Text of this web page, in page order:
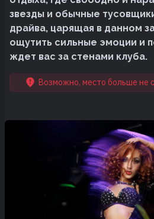
звезды и обычные
драйва, царящая в данном
ощутить сильные эмоции и
ждет вас за стенами клуба.
Возможно, место больше не